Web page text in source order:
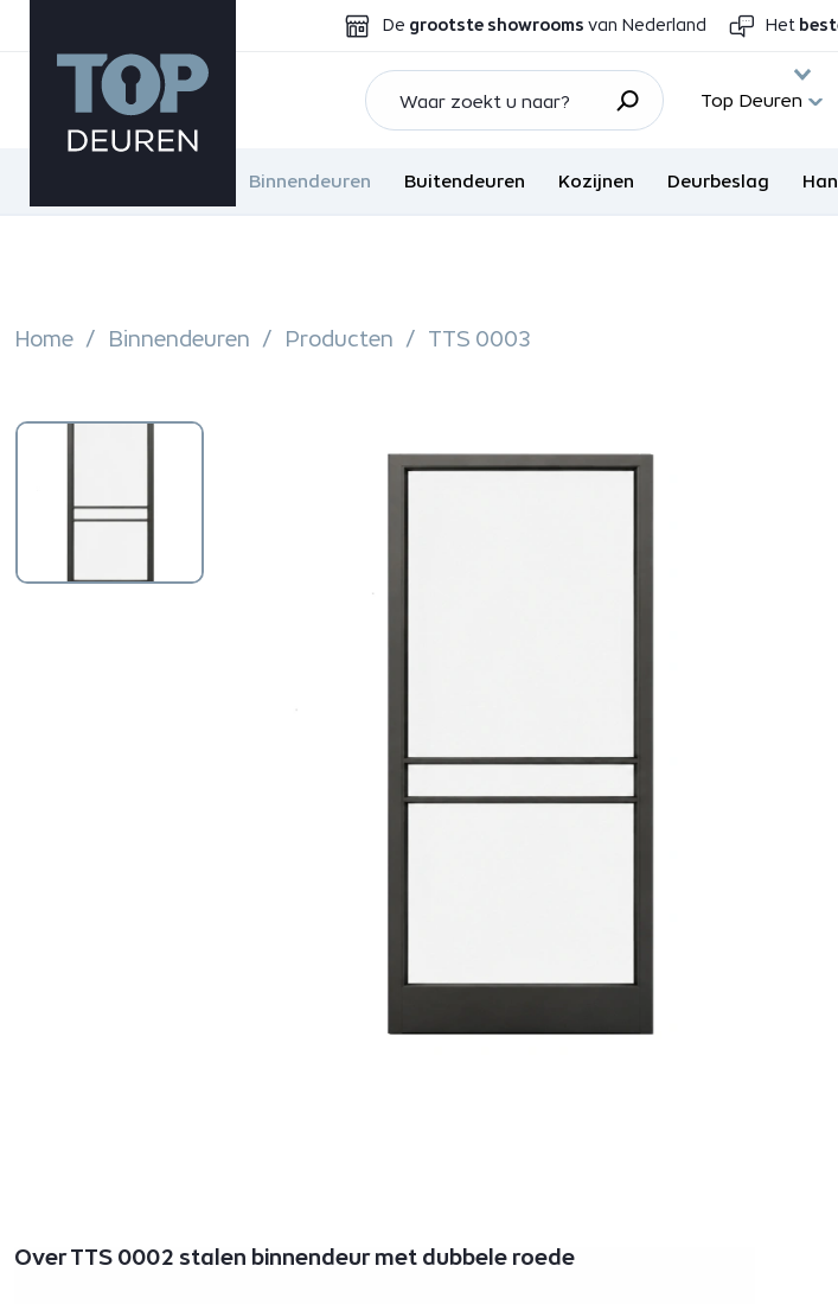
De grootste showrooms van Nederland Het
Top Deuren
Binnendeuren Buitendeuren Kozijnen Deurbeslag
Home Binnendeuren Producten TTS 0003
Over TTS 0002 stalen binnendeur met dubbele roede